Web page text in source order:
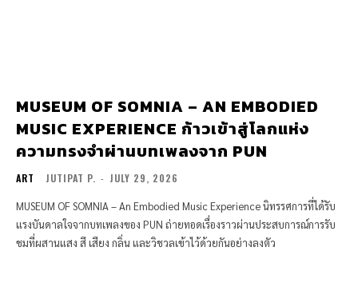
MUSEUM OF SOMNIA – AN EMBODIED
MUSIC EXPERIENCE ก้าวเข้าสู่โลกแห่ง
ความทรงจำผ่านบทเพลงจาก PUN
ART JUTIPAT P. - JULY 29, 2026
MUSEUM OF SOMNIA – An Embodied Music Experience นิทรรศการที่ได้รับ
แรงบันดาลใจจากบทเพลงของ PUN ถ่ายทอดเรื่องราวผ่านประสบการณ์การรับ
ชมที่ผสานแสง สี เสียง กลิ่น และวิชวลเข้าไว้ด้วยกันอย่างลงตัว